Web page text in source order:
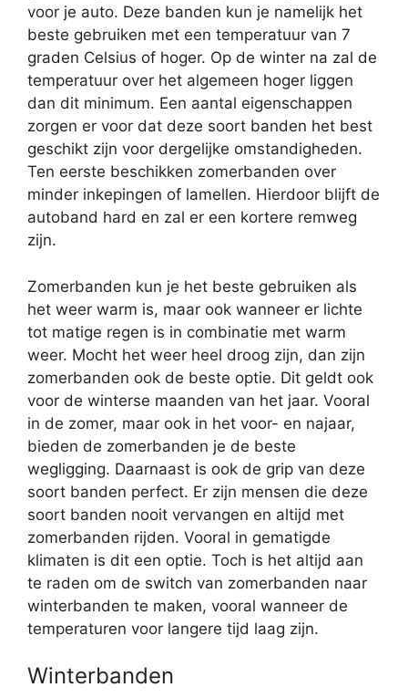
voor je auto. Deze banden kun je namelijk het
beste gebruiken met een temperatuur van 7
graden Celsius of hoger. Op de winter na zal de
temperatuur over het algemeen hoger liggen
dan dit minimum. Een aantal eigenschappen
zorgen er voor dat deze soort banden het best
geschikt zijn voor dergelijke omstandigheden.
Ten eerste beschikken zomerbanden over
minder inkepingen of lamellen. Hierdoor blijft de
autoband hard en zal er een kortere remweg
zijn.
Zomerbanden kun je het beste gebruiken als
het weer warm is, maar ook wanneer er lichte
tot matige regen is in combinatie met warm
weer. Mocht het weer heel droog zijn, dan zijn
zomerbanden ook de beste optie. Dit geldt ook
voor de winterse maanden van het jaar. Vooral
in de zomer, maar ook in het voor- en najaar,
bieden de zomerbanden je de beste
wegligging. Daarnaast is ook de grip van deze
soort banden perfect. Er zijn mensen die deze
soort banden nooit vervangen en altijd met
zomerbanden rijden. Vooral in gematigde
klimaten is dit een optie. Toch is het altijd aan
te raden om de switch van zomerbanden naar
winterbanden te maken, vooral wanneer de
temperaturen voor langere tijd laag zijn.
Winterbanden